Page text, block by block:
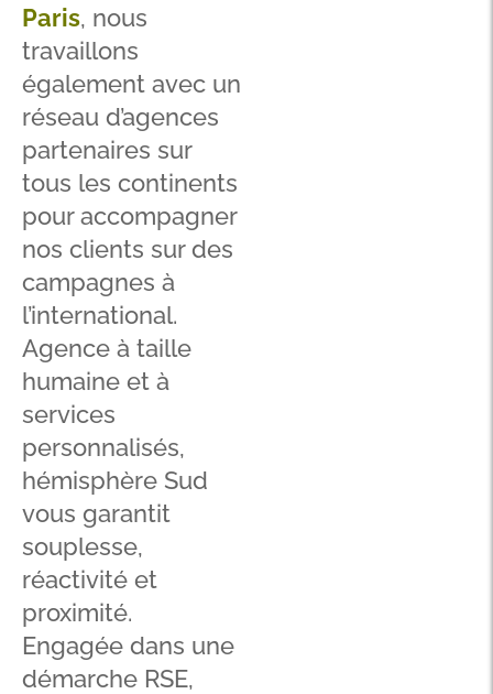
Paris, nous
travaillons
également avec un
réseau d’agences
partenaires sur
tous les continents
pour accompagner
nos clients sur des
campagnes à
l’international.
Agence à taille
humaine et à
services
personnalisés,
hémisphère Sud
vous garantit
souplesse,
réactivité et
proximité.
Engagée dans une
démarche RSE,